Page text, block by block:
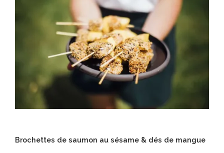
Brochettes de saumon au sésame & dés de mangue